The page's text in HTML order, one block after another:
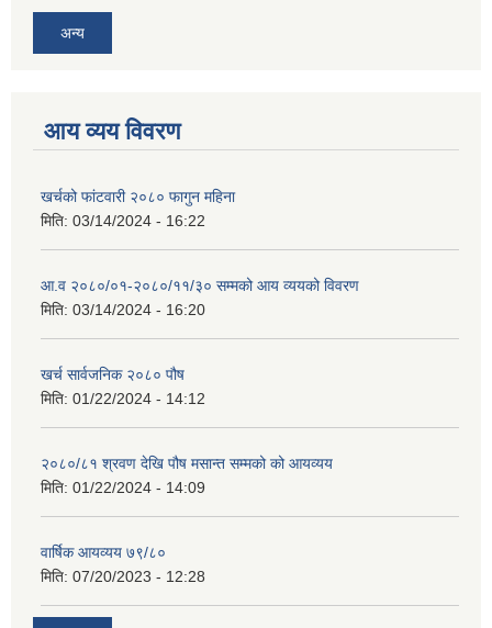
अन्य
आय व्यय विवरण
खर्चको फांटवारी २०८० फागुन महिना
मिति: 03/14/2024 - 16:22
आ.व २०८०/०१-२०८०/११/३० सम्मको आय व्ययको विवरण
मिति: 03/14/2024 - 16:20
खर्च सार्वजनिक २०८० पौष
मिति: 01/22/2024 - 14:12
२०८०/८१ श्रवण देखि पौष मसान्त सम्मको को आयव्यय
मिति: 01/22/2024 - 14:09
वार्षिक आयव्यय ७९/८०
मिति: 07/20/2023 - 12:28